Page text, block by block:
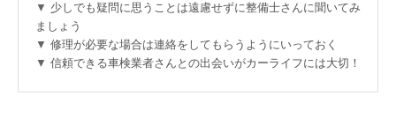
少しでも疑問に思うことは遠慮せずに整備士さんに聞いてみ
ましょう
修理が必要な場合は連絡をしてもらうようにいっておく
信頼できる車検業者さんとの出会いがカーライフには大切！